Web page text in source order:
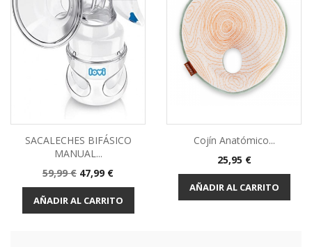
SACALECHES BIFÁSICO
MANUAL...
Precio
base
59,99 € Precio
47,99 €
AÑADIR AL CARRITO
Cojín Anatómico...
Precio
25,95 €
AÑADIR AL CARRITO